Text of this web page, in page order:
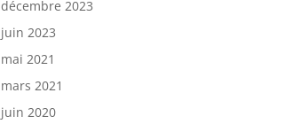
décembre 2023
juin 2023
mai 2021
mars 2021
juin 2020